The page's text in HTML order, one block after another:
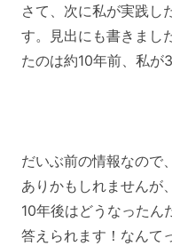
さて、次に私が実践し
す。見出にも書きまし
たのは約10年前、私が
だいぶ前の情報なので
ありかもしれませんが
10年後はどうなったん
答えられます！なんて